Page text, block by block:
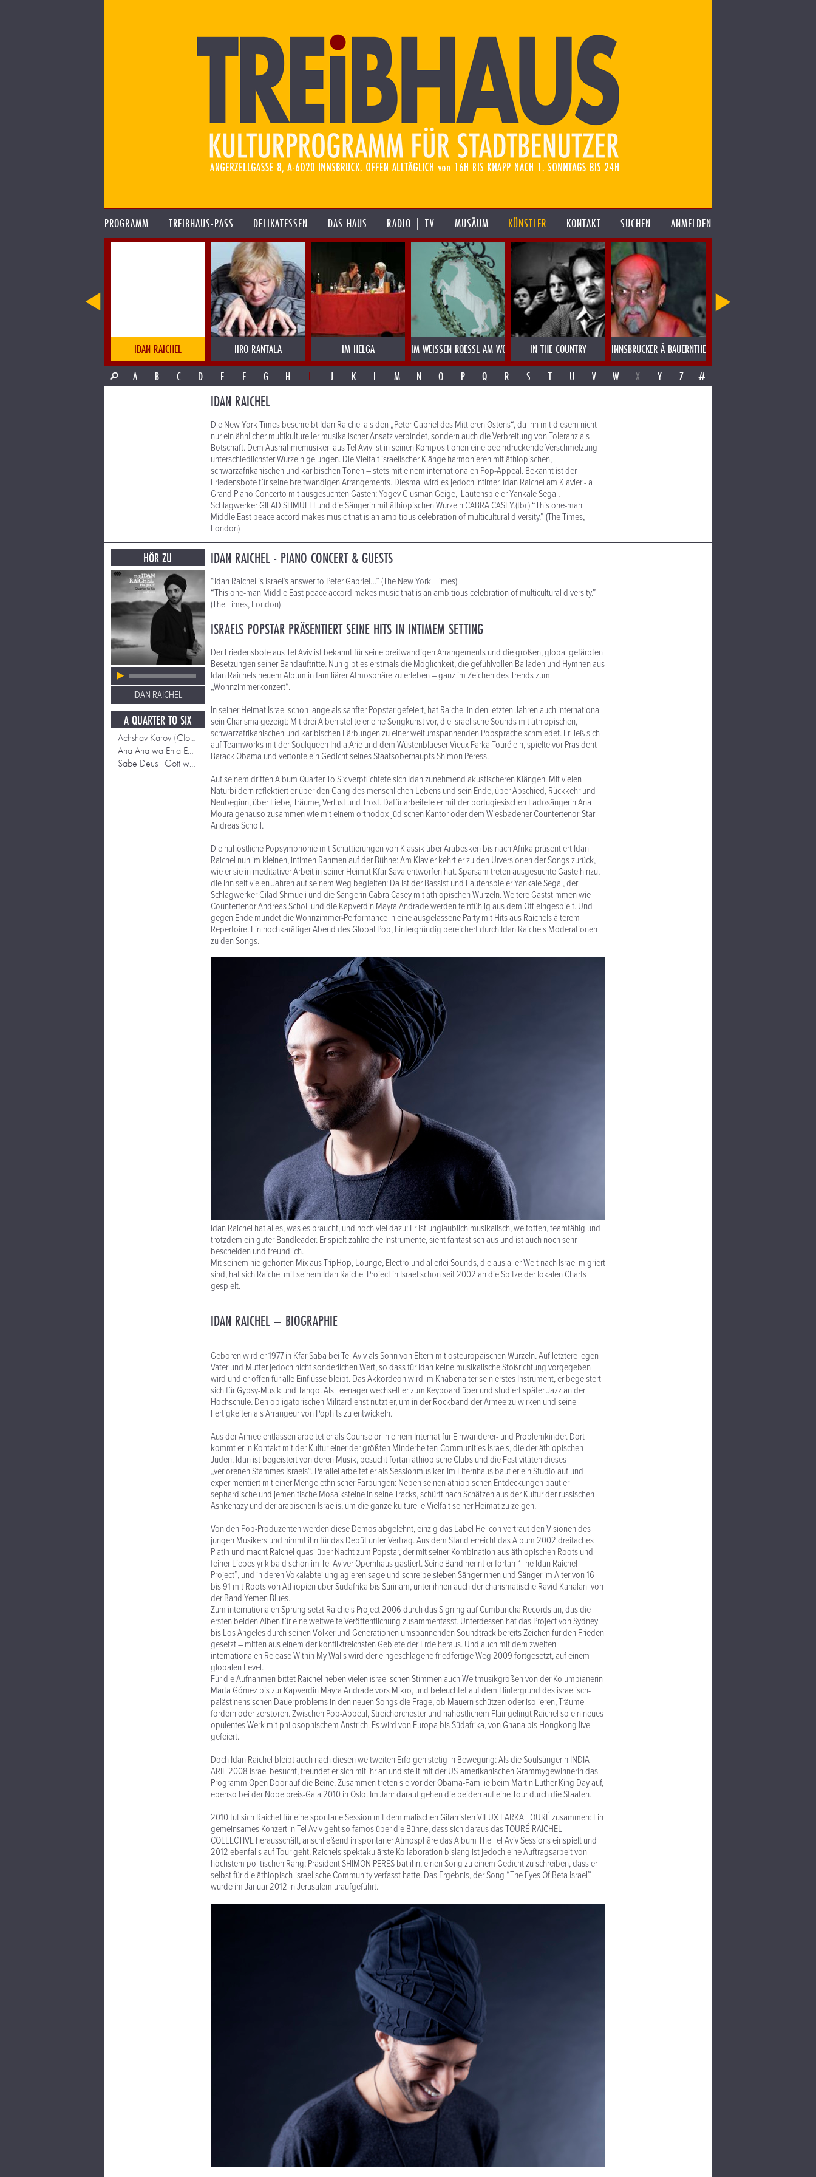
PROGRAMM TREIBHAUS-PASS DELIKATESSEN DAS HAUS RADIO | TV MUSÄUM KÜNSTLER KONTAKT SUCHEN ANMELDEN
IDAN RAICHEL IIRO RANTALA IM HELGA IM WEISSEN ROESSL AM WOLFGANGSEEIN THE COUNTRY INNSBRUCKER Â BAUERNTHEATER & RITTERSPIELE
A
B C D E F G H I J K L M N O P Q R S T U V W X Y Z #
IDAN RAICHEL
Die New York Times beschreibt Idan Raichel als den „Peter Gabriel des Mittleren Ostens“, da ihn mit diesem nicht
nur ein ähnlicher multikultureller musikalischer Ansatz verbindet, sondern auch die Verbreitung von Toleranz als
Botschaft. Dem Ausnahmemusiker aus Tel Aviv ist in seinen Kompositionen eine beeindruckende Verschmelzung
unterschiedlichster Wurzeln gelungen. Die Vielfalt israelischer Klänge harmonieren mit äthiopischen,
schwarzafrikanischen und karibischen Tönen – stets mit einem internationalen Pop-Appeal. Bekannt ist der
Friedensbote für seine breitwandigen Arrangements. Diesmal wird es jedoch intimer. Idan Raichel am Klavier - a
Grand Piano Concerto mit ausgesuchten Gästen: Yogev Glusman Geige, Lautenspieler Yankale Segal,
Schlagwerker GILAD SHMUELI und die Sängerin mit äthiopischen Wurzeln CABRA CASEY.(tbc) “This one-man
Middle East peace accord makes music that is an ambitious celebration of multicultural diversity.” (The Times,
London)
HÖR ZU
IDAN RAICHEL
A QUARTER TO SIX
Achshav Karov (Closer Now)
Ana Ana wa Enta Enta (I Am What I Am)
Sabe Deus l Gott weiß
IDAN RAICHEL - PIANO CONCERT & GUESTS
“Idan Raichel is Israel’s answer to Peter Gabriel…” (The New York Times)
“This one-man Middle East peace accord makes music that is an ambitious celebration of multicultural diversity.”
(The Times, London)
ISRAELS POPSTAR PRÄSENTIERT SEINE HITS IN INTIMEM SETTING
Der Friedensbote aus Tel Aviv ist bekannt für seine breitwandigen Arrangements und die großen, global gefärbten
Besetzungen seiner Bandauftritte. Nun gibt es erstmals die Möglichkeit, die gefühlvollen Balladen und Hymnen aus
Idan Raichels neuem Album in familiärer Atmosphäre zu erleben – ganz im Zeichen des Trends zum
„Wohnzimmerkonzert“.
In seiner Heimat Israel schon lange als sanfter Popstar gefeiert, hat Raichel in den letzten Jahren auch international
sein Charisma gezeigt: Mit drei Alben stellte er eine Songkunst vor, die israelische Sounds mit äthiopischen,
schwarzafrikanischen und karibischen Färbungen zu einer weltumspannenden Popsprache schmiedet. Er ließ sich
auf Teamworks mit der Soulqueen India.Arie und dem Wüstenblueser Vieux Farka Touré ein, spielte vor Präsident
Barack Obama und vertonte ein Gedicht seines Staatsoberhaupts Shimon Peress.
Auf seinem dritten Album Quarter To Six verpflichtete sich Idan zunehmend akustischeren Klängen. Mit vielen
Naturbildern reflektiert er über den Gang des menschlichen Lebens und sein Ende, über Abschied, Rückkehr und
Neubeginn, über Liebe, Träume, Verlust und Trost. Dafür arbeitete er mit der portugiesischen Fadosängerin Ana
Moura genauso zusammen wie mit einem orthodox-jüdischen Kantor oder dem Wiesbadener Countertenor-Star
Andreas Scholl.
Die nahöstliche Popsymphonie mit Schattierungen von Klassik über Arabesken bis nach Afrika präsentiert Idan
Raichel nun im kleinen, intimen Rahmen auf der Bühne: Am Klavier kehrt er zu den Urversionen der Songs zurück,
wie er sie in meditativer Arbeit in seiner Heimat Kfar Sava entworfen hat. Sparsam treten ausgesuchte Gäste hinzu,
die ihn seit vielen Jahren auf seinem Weg begleiten: Da ist der Bassist und Lautenspieler Yankale Segal, der
Schlagwerker Gilad Shmueli und die Sängerin Cabra Casey mit äthiopischen Wurzeln. Weitere Gaststimmen wie
Countertenor Andreas Scholl und die Kapverdin Mayra Andrade werden feinfühlig aus dem Off eingespielt. Und
gegen Ende mündet die Wohnzimmer-Performance in eine ausgelassene Party mit Hits aus Raichels älterem
Repertoire. Ein hochkarätiger Abend des Global Pop, hintergründig bereichert durch Idan Raichels Moderationen
zu den Songs.
Idan Raichel hat alles, was es braucht, und noch viel dazu: Er ist unglaublich musikalisch, weltoffen, teamfähig und
trotzdem ein guter Bandleader. Er spielt zahlreiche Instrumente, sieht fantastisch aus und ist auch noch sehr
bescheiden und freundlich.
Mit seinem nie gehörten Mix aus TripHop, Lounge, Electro und allerlei Sounds, die aus aller Welt nach Israel migriert
sind, hat sich Raichel mit seinem Idan Raichel Project in Israel schon seit 2002 an die Spitze der lokalen Charts
gespielt.
IDAN RAICHEL – BIOGRAPHIE
Geboren wird er 1977 in Kfar Saba bei Tel Aviv als Sohn von Eltern mit osteuropäischen Wurzeln. Auf letztere legen
Vater und Mutter jedoch nicht sonderlichen Wert, so dass für Idan keine musikalische Stoßrichtung vorgegeben
wird und er offen für alle Einflüsse bleibt. Das Akkordeon wird im Knabenalter sein erstes Instrument, er begeistert
sich für Gypsy-Musik und Tango. Als Teenager wechselt er zum Keyboard über und studiert später Jazz an der
Hochschule. Den obligatorischen Militärdienst nutzt er, um in der Rockband der Armee zu wirken und seine
Fertigkeiten als Arrangeur von Pophits zu entwickeln.
Aus der Armee entlassen arbeitet er als Counselor in einem Internat für Einwanderer- und Problemkinder. Dort
kommt er in Kontakt mit der Kultur einer der größten Minderheiten-Communities Israels, die der äthiopischen
Juden. Idan ist begeistert von deren Musik, besucht fortan äthiopische Clubs und die Festivitäten dieses
„verlorenen Stammes Israels“. Parallel arbeitet er als Sessionmusiker. Im Elternhaus baut er ein Studio auf und
experimentiert mit einer Menge ethnischer Färbungen: Neben seinen äthiopischen Entdeckungen baut er
sephardische und jemenitische Mosaiksteine in seine Tracks, schürft nach Schätzen aus der Kultur der russischen
Ashkenazy und der arabischen Israelis, um die ganze kulturelle Vielfalt seiner Heimat zu zeigen.
Von den Pop-Produzenten werden diese Demos abgelehnt, einzig das Label Helicon vertraut den Visionen des
jungen Musikers und nimmt ihn für das Debüt unter Vertrag. Aus dem Stand erreicht das Album 2002 dreifaches
Platin und macht Raichel quasi über Nacht zum Popstar, der mit seiner Kombination aus äthiopischen Roots und
feiner Liebeslyrik bald schon im Tel Aviver Opernhaus gastiert. Seine Band nennt er fortan “The Idan Raichel
Project”, und in deren Vokalabteilung agieren sage und schreibe sieben Sängerinnen und Sänger im Alter von 16
bis 91 mit Roots von Äthiopien über Südafrika bis Surinam, unter ihnen auch der charismatische Ravid Kahalani von
der Band Yemen Blues.
Zum internationalen Sprung setzt Raichels Project 2006 durch das Signing auf Cumbancha Records an, das die
ersten beiden Alben für eine weltweite Veröffentlichung zusammenfasst. Unterdessen hat das Project von Sydney
bis Los Angeles durch seinen Völker und Generationen umspannenden Soundtrack bereits Zeichen für den Frieden
gesetzt – mitten aus einem der konfliktreichsten Gebiete der Erde heraus. Und auch mit dem zweiten
internationalen Release Within My Walls wird der eingeschlagene friedfertige Weg 2009 fortgesetzt, auf einem
globalen Level.
Für die Aufnahmen bittet Raichel neben vielen israelischen Stimmen auch Weltmusikgrößen von der Kolumbianerin
Marta Gómez bis zur Kapverdin Mayra Andrade vors Mikro, und beleuchtet auf dem Hintergrund des israelisch-
palästinensischen Dauerproblems in den neuen Songs die Frage, ob Mauern schützen oder isolieren, Träume
fördern oder zerstören. Zwischen Pop-Appeal, Streichorchester und nahöstlichem Flair gelingt Raichel so ein neues
opulentes Werk mit philosophischem Anstrich. Es wird von Europa bis Südafrika, von Ghana bis Hongkong live
gefeiert.
Doch Idan Raichel bleibt auch nach diesen weltweiten Erfolgen stetig in Bewegung: Als die Soulsängerin INDIA
ARIE 2008 Israel besucht, freundet er sich mit ihr an und stellt mit der US-amerikanischen Grammygewinnerin das
Programm Open Door auf die Beine. Zusammen treten sie vor der Obama-Familie beim Martin Luther King Day auf,
ebenso bei der Nobelpreis-Gala 2010 in Oslo. Im Jahr darauf gehen die beiden auf eine Tour durch die Staaten.
2010 tut sich Raichel für eine spontane Session mit dem malischen Gitarristen VIEUX FARKA TOURÉ zusammen: Ein
gemeinsames Konzert in Tel Aviv geht so famos über die Bühne, dass sich daraus das TOURÉ-RAICHEL
COLLECTIVE herausschält, anschließend in spontaner Atmosphäre das Album The Tel Aviv Sessions einspielt und
2012 ebenfalls auf Tour geht. Raichels spektakulärste Kollaboration bislang ist jedoch eine Auftragsarbeit von
höchstem politischen Rang: Präsident SHIMON PERES bat ihn, einen Song zu einem Gedicht zu schreiben, dass er
selbst für die äthiopisch-israelische Community verfasst hatte. Das Ergebnis, der Song “The Eyes Of Beta Israel”
wurde im Januar 2012 in Jerusalem uraufgeführt.